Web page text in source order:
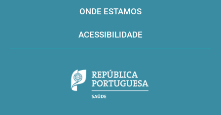
ONDE ESTAMOS
ACESSIBILIDADE